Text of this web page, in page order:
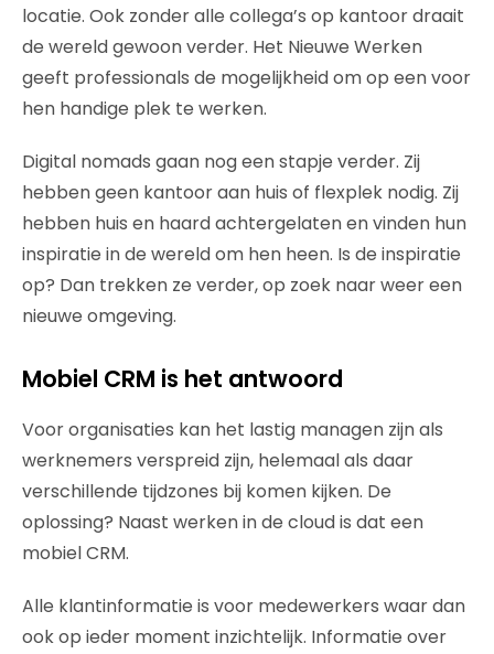
locatie. Ook zonder alle collega’s op kantoor draait
de wereld gewoon verder. Het Nieuwe Werken
geeft professionals de mogelijkheid om op een voor
hen handige plek te werken.
Digital nomads gaan nog een stapje verder. Zij
hebben geen kantoor aan huis of flexplek nodig. Zij
hebben huis en haard achtergelaten en vinden hun
inspiratie in de wereld om hen heen. Is de inspiratie
op? Dan trekken ze verder, op zoek naar weer een
nieuwe omgeving.
Mobiel CRM is het antwoord
Voor organisaties kan het lastig managen zijn als
werknemers verspreid zijn, helemaal als daar
verschillende tijdzones bij komen kijken. De
oplossing? Naast werken in de cloud is dat een
mobiel CRM.
Alle klantinformatie is voor medewerkers waar dan
ook op ieder moment inzichtelijk. Informatie over